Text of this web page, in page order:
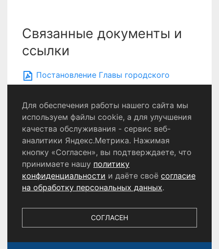
Связанные документы и
ссылки
Постановление Главы городского
округа Щёлково от 06.07.2026 № 61
Политика конфиденциальности
Согласие на обработку персональных данных
© 2024 - 2026 Сетевое издание «Информационный
портал Щёлково». Свидетельство о регистрации СМИ
Выдано Федеральной службой по надзору в сфере
связи, информационных технологий и массовых
коммуникаций. Учредитель ООО «Телерадиокомпания
Для обеспечения работы нашего сайта мы
используем файлы cookie, а для улучшения
качества обслуживания - сервис веб-
аналитики Яндекс.Метрика. Нажимая
кнопку «Согласен», вы подтверждаете, что
принимаете нашу политику
конфиденциальности и даёте своё согласие
на обработку персональных данных.
СОГЛАСЕН